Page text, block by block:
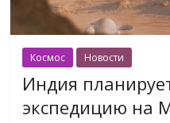
Космос Новости
Индия
экспедицию на